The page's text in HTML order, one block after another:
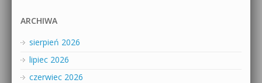
ARCHIWA
sierpień 2026
lipiec 2026
czerwiec 2026